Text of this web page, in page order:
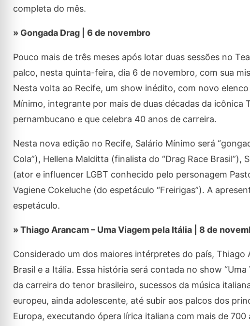
completa do mês.
» Gongada Drag | 6 de novembro
Pouco mais de três meses após lotar duas sessões no
palco, nesta quinta-feira, dia 6 de novembro, com sua
Nesta volta ao Recife, um show inédito, com novo
Mínimo, integrante por mais de duas décadas da
pernambucano e que celebra 40 anos de carreira.
Nesta nova edição no Recife, Salário Mínimo será
Cola”), Hellena Malditta (finalista do “Drag Race
(ator e influencer LGBT conhecido pelo personagem
Vagiene Cokeluche (do espetáculo “Freirigas”). A
espetáculo.
» Thiago Arancam – Uma Viagem pela Itália | 8 de
Considerado um dos maiores intérpretes do país,
Brasil e a Itália. Essa história será contada no show
da carreira do tenor brasileiro, sucessos da música
europeu, ainda adolescente, até subir aos palcos dos
Europa, executando ópera lírica italiana com mais de